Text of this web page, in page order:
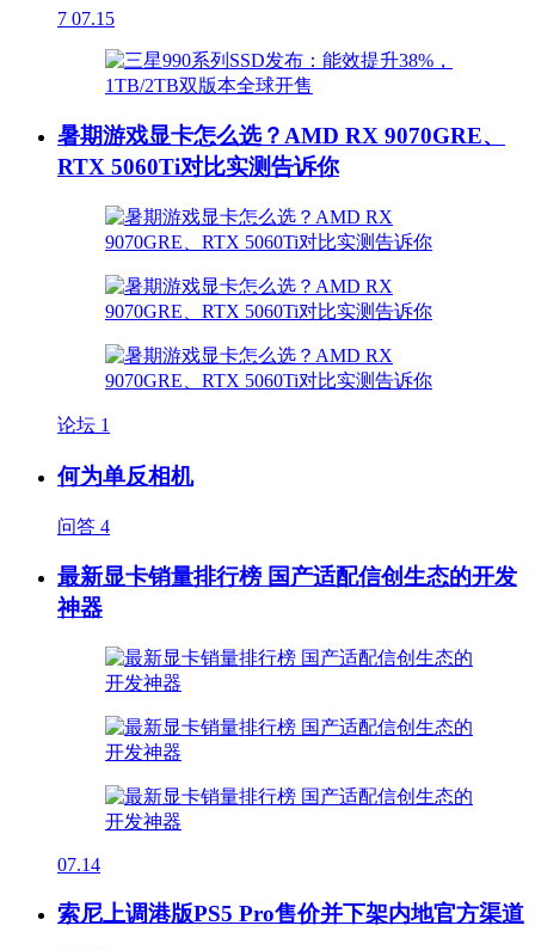
7 07.15
暑期游戏显卡怎么选？AMD RX 9070GRE、
RTX 5060Ti对比实测告诉你
论坛 1
何为单反相机
问答 4
最新显卡销量排行榜 国产适配信创生态的开发
神器
07.14
索尼上调港版PS5 Pro售价并下架内地官方渠道